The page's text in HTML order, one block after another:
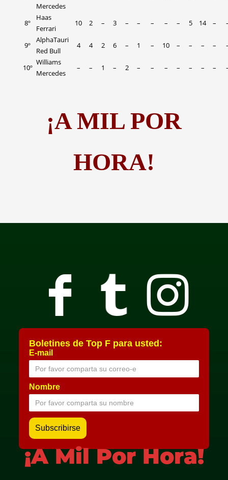
Mercedes
8º
Haas
Ferrari
10 2 – 3 – – – – – 5 14 –
9º
AlphaTauri
Red Bull
4 4 2 6 – 1 – 10 – – – –
10º
Williams
Mercedes
– – 1 – 2 – – – – – – –
¡A MIL POR
HORA!
Boletines de Top F para usted:
E-mail
Nombre
¡A Mil Por Hora!